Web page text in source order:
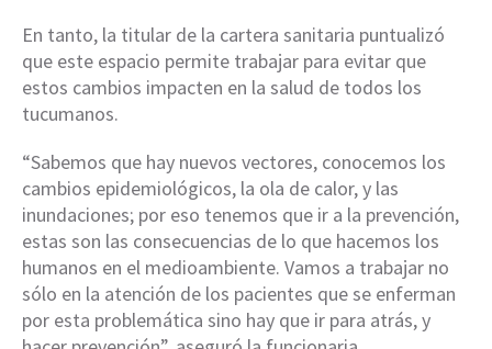
En tanto, la titular de la cartera sanitaria puntualizó
que este espacio permite trabajar para evitar que
estos cambios impacten en la salud de todos los
tucumanos.
“Sabemos que hay nuevos vectores, conocemos los
cambios epidemiológicos, la ola de calor, y las
inundaciones; por eso tenemos que ir a la prevención,
estas son las consecuencias de lo que hacemos los
humanos en el medioambiente. Vamos a trabajar no
sólo en la atención de los pacientes que se enferman
por esta problemática sino hay que ir para atrás, y